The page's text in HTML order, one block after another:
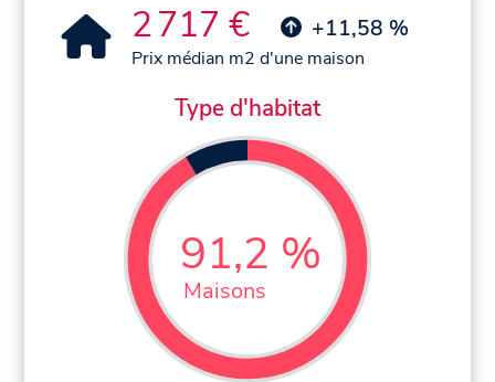
2 717 € +11,58 %
Prix médian m2 d'une maison
Type d'habitat
91,2 %
Maisons